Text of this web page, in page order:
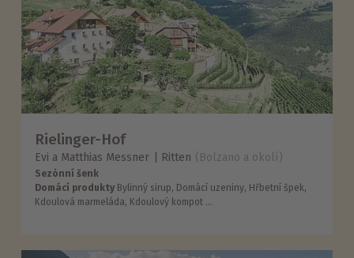
Rielinger-Hof
Evi a Matthias Messner Ritten (Bolzano a okolí)
Sezónní šenk
Domácí produkty Bylinný sirup, Domácí uzeniny, Hřbetní špek,
Kdoulová marmeláda, Kdoulový kompot ...